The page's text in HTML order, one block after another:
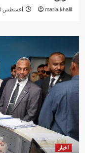
maria khalil أغسطس 4, 2026
اخبار